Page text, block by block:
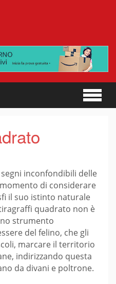
inconfondibili delle
di considerare
il suo istinto naturale
quadrato non è
strumento
del felino, che gli
marcare il territorio
indirizzando questa
da divani e poltrone.